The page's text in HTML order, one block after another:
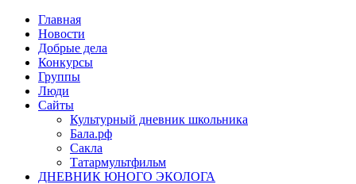
Главная
Новости
Добрые дела
Конкурсы
Группы
Люди
Сайты
Культурный дневник школьника
Бала.рф
Сакла
Татармультфильм
ДНЕВНИК ЮНОГО ЭКОЛОГА